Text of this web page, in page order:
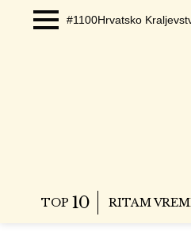
#1100Hrvatsko
TOP 10 RITAM